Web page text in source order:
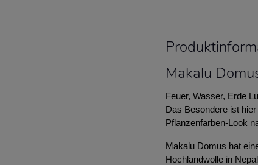
Makalu
Feuer, Wasser, Erde
Das Besondere ist
Pflanzenfarben-Look
Makalu Domus hat
Hochlandwolle in